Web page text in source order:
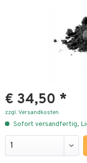
€ 34,50 *
zzgl. Versandkosten
Sofort versandfertig,